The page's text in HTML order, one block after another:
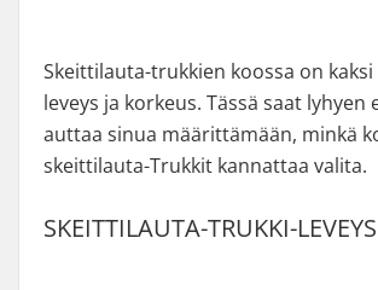
Skeittilauta-trukkien koossa on
leveys ja korkeus. Tässä saat lyhyen
auttaa sinua määrittämään, minkä
skeittilauta-Trukkit kannattaa valita.
SKEITTILAUTA-TRUKKI-LEVEYS